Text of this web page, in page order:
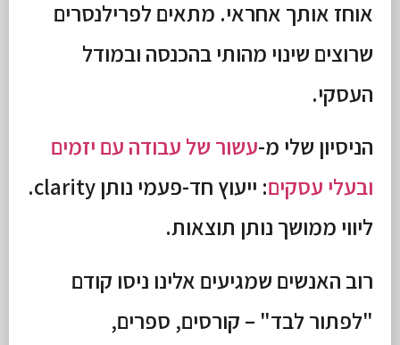
אוחז אותך אחראי. מתאים לפרילנסרים
שרוצים שינוי מהותי בהכנסה ובמודל
העסקי.
הניסיון שלי מ-עשור של עבודה עם יזמים
ובעלי עסקים
: ייעוץ חד-פעמי נותן clarity.
ליווי ממושך נותן תוצאות.
רוב האנשים שמגיעים אלינו ניסו קודם
"לפתור לבד" – קורסים, ספרים,